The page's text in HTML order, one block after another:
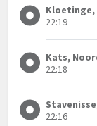
Kloetinge,
22:19
Kats,
22:18
22:16